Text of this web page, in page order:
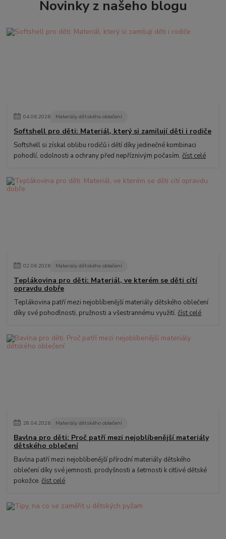
Novinky z našeho blogu
04.06.2026 Materiály dětského oblečení
Softshell pro děti: Materiál, který si zamilují děti i rodiče
Softshell si získal oblibu rodičů i dětí díky jedinečné kombinaci
pohodlí, odolnosti a ochrany před nepříznivým počasím.číst celé
02.06.2026 Materiály dětského oblečení
Teplákovina pro děti: Materiál, ve kterém se děti cítí
opravdu dobře
Teplákovina patří mezi nejoblíbenější materiály dětského oblečení
díky své pohodlnosti, pružnosti a všestrannému využití.číst celé
28.04.2026 Materiály dětského oblečení
Bavlna pro děti: Proč patří mezi nejoblíbenější materiály
dětského oblečení
Bavlna patří mezi nejoblíbenější přírodní materiály dětského
oblečení díky své jemnosti, prodyšnosti a šetrnosti k citlivé dětské
pokožce.číst celé